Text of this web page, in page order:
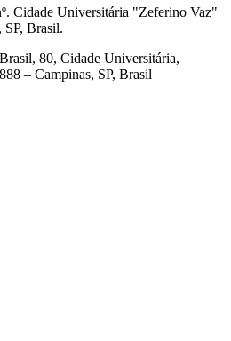
Cidade Universitária "Zeferino Vaz"
Brasil.
80, Cidade Universitária,
– Campinas, SP, Brasil